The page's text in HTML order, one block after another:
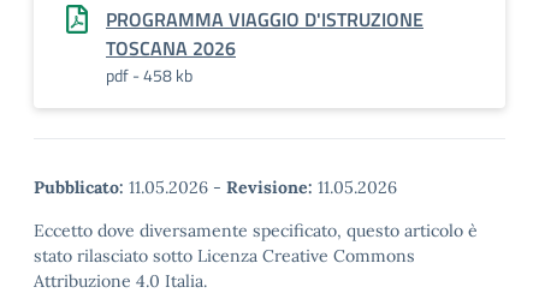
PROGRAMMA VIAGGIO D'ISTRUZIONE
TOSCANA 2026
pdf - 458 kb
Pubblicato: 11.05.2026 - Revisione: 11.05.2026
Eccetto dove diversamente specificato, questo articolo è
stato rilasciato sotto Licenza Creative Commons
Attribuzione 4.0 Italia.